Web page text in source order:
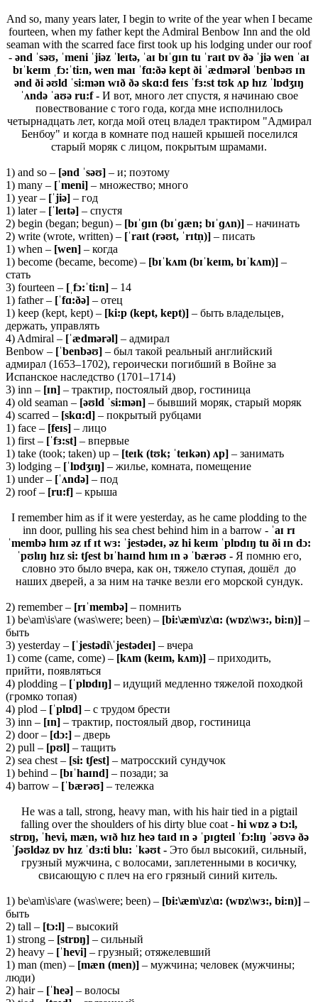
And so, many years later, I begin to write of the year when I became
fourteen, when my father kept the Admiral Benbow Inn and the old
seaman with the scarred face first took up his lodging under our roof
- ənd ˈsəʊ, ˈmeni ˈjiəz ˈleɪtə, ˈaɪ bɪˈɡɪn tu ˈraɪt ɒv ðə ˈjiə wen ˈaɪ
bɪˈkeɪm ˌ fɔ:ˈti:n, wen maɪ ˈfɑ:ðə kept ði ˈædmərəl ˈbenbəʊ ɪn
ənd ði əʊld ˈsi:mən wɪð ðə skɑ:d feɪs ˈfɜ:st tʊk ʌp hɪz ˈlɒdʒɪŋ
ˈʌndə ˈaʊə ru:f - И вот, много лет спустя, я начинаю свое
повествование с того года, когда мне исполнилось
четырнадцать лет, когда мой отец владел трактиром "Адмирал
Бенбоу" и когда в комнате под нашей крышей поселился
старый моряк с лицом, покрытым шрамами.
1) and so – [ənd ˈsəʊ] – и; поэтому
1) many – [ˈmeni] – множество; много
1) year – [ˈjiə] – год
1) later – [ˈleɪtə] – спустя
2) begin (began; begun) – [bɪˈɡɪn (bɪˈɡæn; bɪˈɡʌn)] – начинать
2) write (wrote, written) – [ˈraɪt (rəʊt, ˈrɪtn̩)] – писать
1) when – [wen] – когда
1) become (became, become) – [bɪˈkʌm (bɪˈkeɪm, bɪˈkʌm)] –
стать
3) fourteen – [ˌfɔ:ˈti:n] – 14
1) father – [ˈfɑ:ðə] – отец
1) keep (kept, kept) – [ki:p (kept, kept)] – быть владельцев,
держать, управлять
4) Admiral – [ˈædmərəl] – адмирал
Benbow – [ˈbenbəʊ] – был такой реальный английский
адмирал (1653–1702), героически погибший в Войне за
Испанское наследство (1701–1714)
3) inn – [ɪn] – трактир, постоялый двор, гостиница
4) old seaman – [əʊld ˈsi:mən] – бывший моряк, старый моряк
4) scarred – [skɑ:d] – покрытый рубцами
1) face – [feɪs] – лицо
1) first – [ˈfɜ:st] – впервые
1) take (took; taken) up – [teɪk (tʊk; ˈteɪkən) ʌp] – занимать
3) lodging – [ˈlɒdʒɪŋ] – жилье, комната, помещение
1) under – [ˈʌndə] – под
2) roof – [ru:f] – крыша
I remember him as if it were yesterday, as he came plodding to the
inn door, pulling his sea chest behind him in a barrow - ˈaɪ rɪ
ˈmembə hɪm əz ɪf ɪt wɜ: ˈjestədeɪ, əz hi keɪm ˈplɒdɪŋ tu ði ɪn dɔ:
ˈpʊlɪŋ hɪz si: tʃest bɪˈhaɪnd hɪm ɪn ə ˈbærəʊ - Я помню его,
словно это было вчера, как он, тяжело ступая, дошёл до
наших дверей, а за ним на тачке везли его морской сундук.
2) remember – [rɪˈmembə] – помнить
1) be\am\is\are (was\were; been) – [bi:\æm\ɪz\ɑ: (wɒz\wɜ:, bi:n)] –
быть
3) yesterday – [ˈjestədi\ˈjestədeɪ] – вчера
1) come (came, come) – [kʌm (keɪm, kʌm)] – приходить,
прийти, появляться
4) plodding – [ˈplɒdɪŋ] – идущий медленно тяжелой походкой
(громко топая)
4) plod – [ˈplɒd] – с трудом брести
3) inn – [ɪn] – трактир, постоялый двор, гостиница
2) door – [dɔ:] – дверь
2) pull – [pʊl] – тащить
2) sea chest – [si: tʃest] – матросский сундучок
1) behind – [bɪˈhaɪnd] – позади; за
4) barrow – [ˈbærəʊ] – тележка
He was a tall, strong, heavy man, with his hair tied in a pigtail
falling over the shoulders of his dirty blue coat - hi wɒz ə tɔ:l,
strɒŋ, ˈhevi, mæn, wɪð hɪz heə taɪd ɪn ə ˈpɪɡteɪl ˈfɔ:lɪŋ ˈəʊvə ðə
ˈʃəʊldəz ɒv hɪz ˈdɜ:ti blu: ˈkəʊt - Это был высокий, сильный,
грузный мужчина, с волосами, заплетенными в косичку,
свисающую с плеч на его грязный синий китель.
1) be\am\is\are (was\were; been) – [bi:\æm\ɪz\ɑ: (wɒz\wɜ:, bi:n)] –
быть
2) tall – [tɔ:l] – высокий
1) strong – [strɒŋ] – сильный
2) heavy – [ˈhevi] – грузный; отяжелевший
1) man (men) – [mæn (men)] – мужчина; человек (мужчины;
люди)
2) hair – [ˈheə] – волосы